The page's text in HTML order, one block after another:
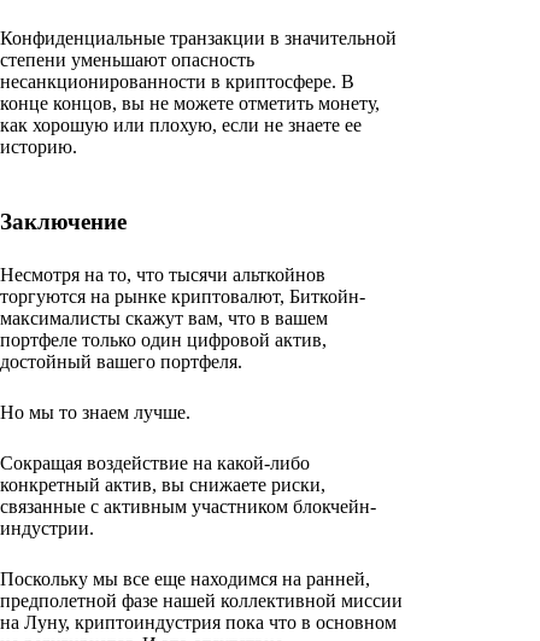
Конфиденциальные транзакции в значительной
степени уменьшают опасность
несанкционированности в криптосфере. В
конце концов, вы не можете отметить монету,
как хорошую или плохую, если не знаете ее
историю.
Заключение
Несмотря на то, что тысячи альткойнов
торгуются на рынке криптовалют, Биткойн-
максималисты скажут вам, что в вашем
портфеле только один цифровой актив,
достойный вашего портфеля.
Но мы то знаем лучше.
Сокращая воздействие на какой-либо
конкретный актив, вы снижаете риски,
связанные с активным участником блокчейн-
индустрии.
Поскольку мы все еще находимся на ранней,
предполетной фазе нашей коллективной миссии
на Луну, криптоиндустрия пока что в основном